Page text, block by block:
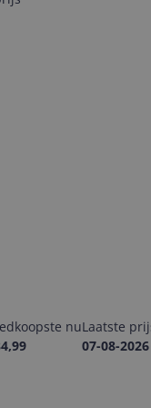
nuLaatste
07-08-2026